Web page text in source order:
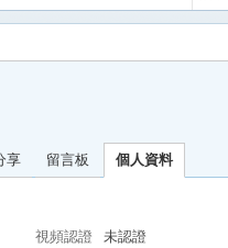
享 留言板 個人資料
視頻認證 未認證